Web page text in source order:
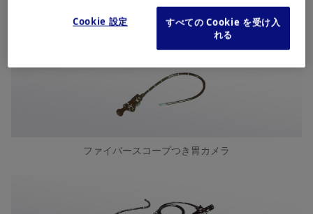
とでした。ついに待望の「目」が付いたのです。
ファイバースコープつき胃カメラ
Cookie 設定
すべての Cookie を受け入
れる